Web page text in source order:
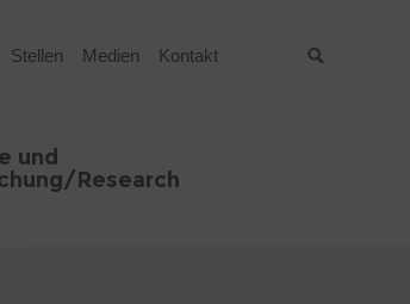
Stellen Medien Kontakt
und
Research